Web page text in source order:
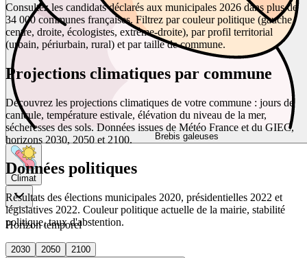
Brebis galeuses
Climat
Horizon temporel
2030 2050
2100
Consultez les candidats déclarés aux municipales 2026 dans plus de
34 000 communes françaises. Filtrez par couleur politique (gauche,
centre, droite, écologistes, extrême-droite), par profil territorial
(urbain, périurbain, rural) et par taille de commune.
Projections climatiques par commune
Découvrez les projections climatiques de votre commune : jours de
canicule, température estivale, élévation du niveau de la mer,
sécheresses des sols. Données issues de Météo France et du GIEC,
horizons 2030, 2050 et 2100.
Données politiques
Résultats des élections municipales 2020, présidentielles 2022 et
législatives 2022. Couleur politique actuelle de la mairie, stabilité
politique, taux d'abstention.